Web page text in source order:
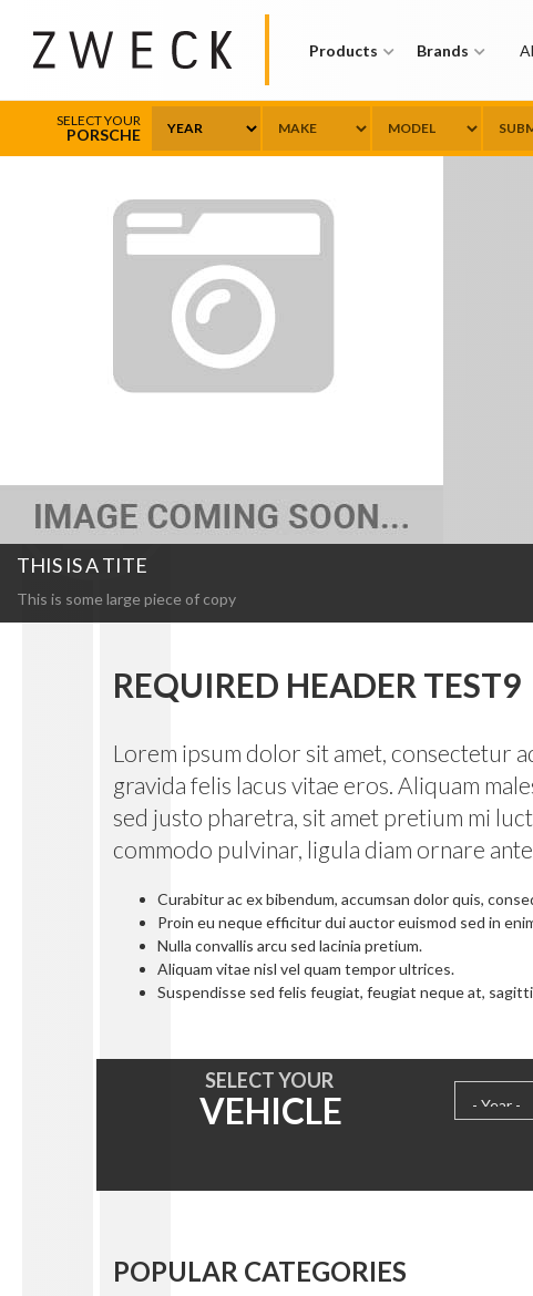
Products Brands
PORSCHE
SELECT YOUR
THIS IS A TITE
This is some large piece of copy
REQUIRED HEADER TEST9
Lorem ipsum dolor sit amet, consectetur
gravida felis lacus vitae eros. Aliquam
sed justo pharetra, sit amet pretium mi
commodo pulvinar, ligula diam ornare
Curabitur ac ex bibendum, accumsan dolor quis,
Proin eu neque efficitur dui auctor euismod sed in
Nulla convallis arcu sed lacinia pretium.
Aliquam vitae nisl vel quam tempor ultrices.
Suspendisse sed felis feugiat, feugiat neque at,
SELECT YOUR
VEHICLE
POPULAR CATEGORIES